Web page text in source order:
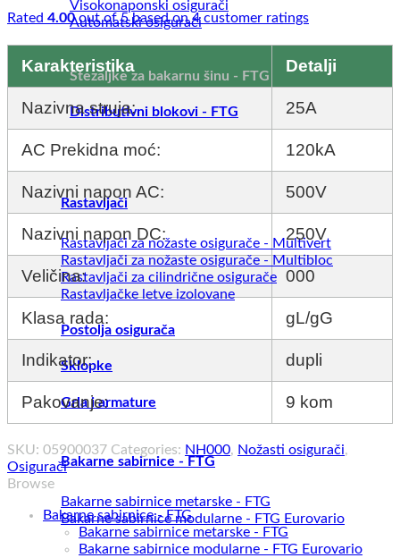
Visokonaponski osigurači
Automatski osigurači
Stezaljke za bakarnu šinu - FTG
Distributivni blokovi - FTG
Rastavljači
Rastavljači za nožaste osigurače - Multivert
Rastavljači za nožaste osigurače - Multibloc
Rastavljači za cilindrične osigurače
Rastavljačke letve izolovane
Postolja osigurača
Sklopke
Grla i armature
Bakarne sabirnice - FTG
Bakarne sabirnice metarske - FTG
Bakarne sabirnice modularne - FTG Eurovario
Rated 4.00out of 5 based on4customer ratings
Karakteristika Detalji
Nazivna struja: 25A
AC Prekidna moć: 120kA
Nazivni napon AC: 500V
Nazivni napon DC: 250V
Veličina: 000
Klasa rada: gL/gG
Indikator: dupli
Pakovanje: 9 kom
SKU: 05900037 Categories: NH000, Nožasti osigurači,
Osigurači
Browse
Bakarne sabirnice - FTG
Bakarne sabirnice metarske - FTG
Bakarne sabirnice modularne - FTG Eurovario